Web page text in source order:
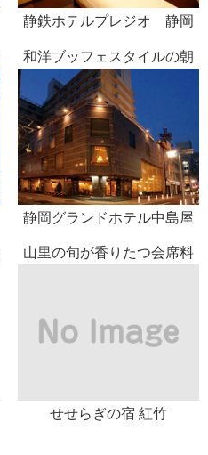
静鉄ホテルプレジオ 静岡
和洋ブッフェスタイルの朝
食サービス、繁華街のホテ
ル
静岡グランドホテル中島屋
山里の旬が香りたつ会席料
理が堪能できる宿
せせらぎの宿 紅竹